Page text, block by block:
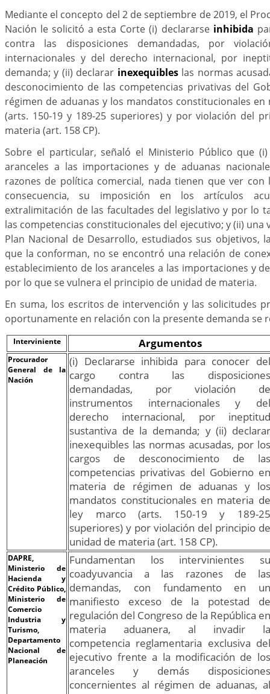
Mediante el concepto del 2 de septiembre de 2019, el
Nación le solicitó a esta Corte (i) declararseinhibida
contra las disposiciones demandadas, por
internacionales y del derecho internacional, por
demanda; y (ii) declarar inexequibleslas normas
desconocimiento de las competencias privativas del
régimen de aduanas y los mandatos constitucionales
(arts. 150-19 y 189-25 superiores) y por violación del
materia (art. 158 CP).
Sobre el particular, señaló el Ministerio Público que
aranceles a las importaciones y de aduanas
razones de política comercial, nada tienen que ver con
consecuencia, su imposición en los artículos
extralimitación de las facultades del legislativo y por lo
las competencias constitucionales del ejecutivo; y (ii) una
Plan Nacional de Desarrollo, estudiados sus objetivos,
que la conforman, no se encontró una relación de
establecimiento de los aranceles a las importaciones y
por lo que se vulnera el principio de unidad de materia.
En suma, los escritos de intervención y las solicitudes
oportunamente en relación con la presente demanda se
Interviniente Argumentos
Procurador
General de la
Nación
(i) Declararse inhibida para conocer del
cargo contra las disposiciones
demandadas, por violación de
instrumentos internacionales y del
derecho internacional, por ineptitud
sustantiva de la demanda; y (ii) declarar
inexequibles las normas acusadas, por los
cargos de desconocimiento de las
competencias privativas del Gobierno en
materia de régimen de aduanas y los
mandatos constitucionales en materia de
ley marco (arts. 150-19 y 189-25
superiores) y por violación del principio de
unidad de materia (art. 158 CP).
DAPRE,
Ministerio de
Hacienda y
Crédito Público,
Ministerio de
Comercio
Industria y
Turismo,
Departamento
Nacional de
Planeación
Fundamentan los intervinientes su
coadyuvancia a las razones de las
demandas, con fundamento en un
manifiesto exceso de la potestad de
regulación del Congreso de la República en
materia aduanera, al invadir la
competencia reglamentaria exclusiva del
ejecutivo frente a la modificación de los
aranceles y demás disposiciones
concernientes al régimen de aduanas, al